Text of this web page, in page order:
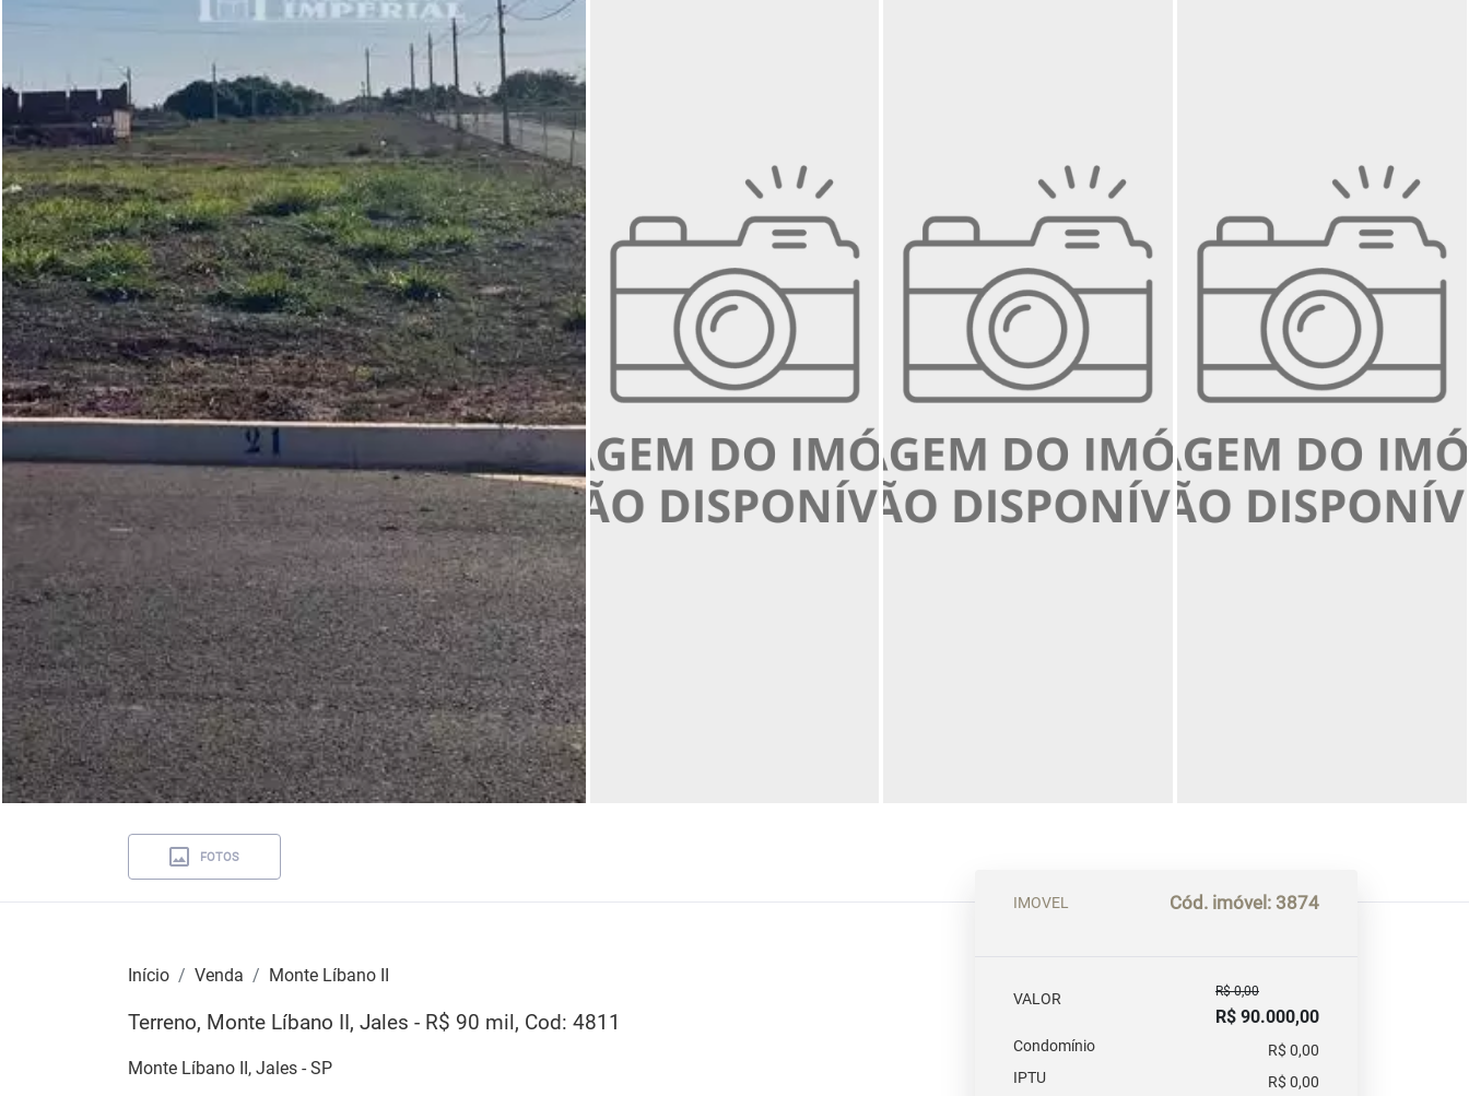
FOTOS
Início Venda Monte Líbano II
Terreno, Monte Líbano II, Jales - R$ 90 mil, Cod: 4811
Monte Líbano II, Jales - SP
IMOVEL Cód. imóvel: 3874
VALOR R$ 0,00
R$ 90.000,00
Condomínio
R$ 0,00
IPTU
R$ 0,00